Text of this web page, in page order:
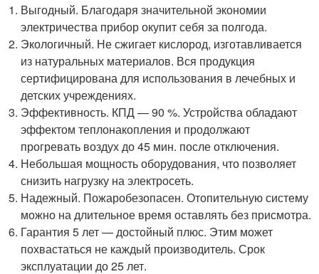
Выгодный. Благодаря значительной экономии
электричества прибор окупит себя за полгода.
Экологичный. Не сжигает кислород, изготавливается
из натуральных материалов. Вся продукция
сертифицирована для использования в лечебных и
детских учреждениях.
Эффективность. КПД — 90 %. Устройства обладают
эффектом теплонакопления и продолжают
прогревать воздух до 45 мин. после отключения.
Небольшая мощность оборудования, что позволяет
снизить нагрузку на электросеть.
Надежный. Пожаробезопасен. Отопительную систему
можно на длительное время оставлять без присмотра.
Гарантия 5 лет — достойный плюс. Этим может
похвастаться не каждый производитель. Срок
эксплуатации до 25 лет.